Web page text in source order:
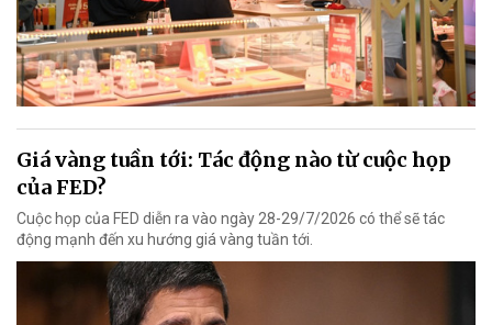
Giá vàng tuần tới: Tác động nào từ cuộc họp
của FED?
Cuộc họp của FED diễn ra vào ngày 28-29/7/2026 có thể sẽ tác
động mạnh đến xu hướng giá vàng tuần tới.